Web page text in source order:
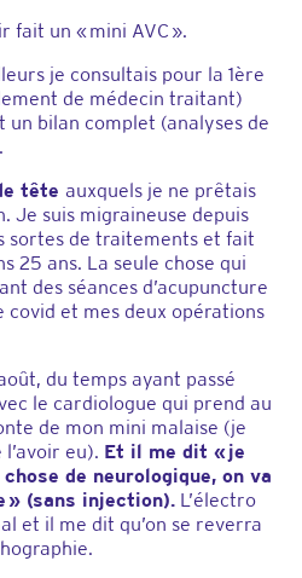
fait un « mini AVC ».
je consultais pour la 1ère
de médecin traitant)
un bilan complet (analyses de
tête auxquels je ne prêtais
Je suis migraineuse depuis
sortes de traitements et fait
25 ans. La seule chose qui
des séances d’acupuncture
covid et mes deux opérations
du temps ayant passé
le cardiologue qui prend au
de mon mini malaise (je
eu). Et il me dit « je
de neurologique, on va
» (sans injection). L’électro
et il me dit qu’on se reverra